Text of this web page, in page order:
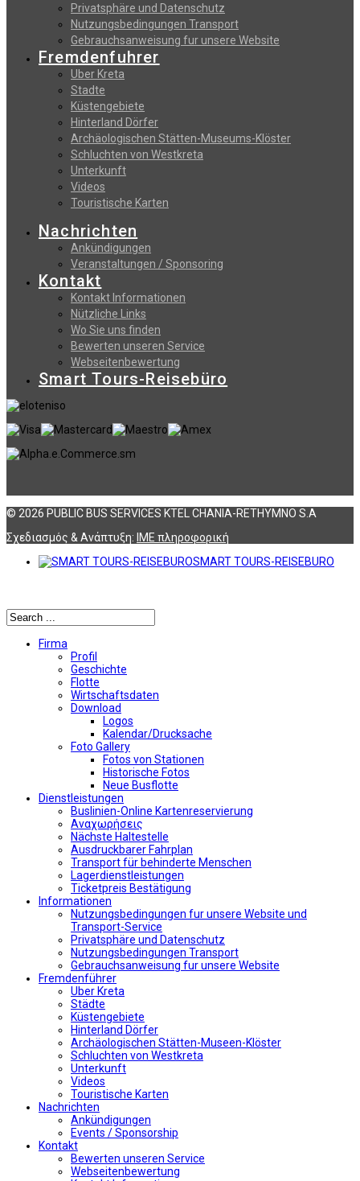
Privatsphäre und Datenschutz
Nutzungsbedingungen Transport
Gebrauchsanweisung fur unsere Website
Fremdenfuhrer
Uber Kreta
Stadte
Küstengebiete
Hinterland Dörfer
Archäologischen Stätten-Museums-Klöster
Schluchten von Westkreta
Unterkunft
Videos
Touristische Karten
Nachrichten
Ankündigungen
Veranstaltungen / Sponsoring
Kontakt
Kontakt Informationen
Nützliche Links
Wo Sie uns finden
Bewerten unseren Service
Webseitenbewertung
Smart Tours-Reisebüro
© 2026 PUBLIC BUS SERVICES KTEL CHANIA-RETHYMNO S.A
Σχεδιασμός & Ανάπτυξη: ΙΜΕ πληροφορική
SMART TOURS-REISEBURO
Firma
Profil
Geschichte
Flotte
Wirtschaftsdaten
Download
Logos
Kalendar/Drucksache
Foto Gallery
Fotos von Stationen
Historische Fotos
Neue Busflotte
Dienstleistungen
Buslinien-Online Kartenreservierung
Αναχωρήσεις
Nächste Haltestelle
Αusdruckbarer Fahrplan
Transport für behinderte Menschen
Lagerdienstleistungen
Ticketpreis Bestätigung
Informationen
Nutzungsbedingungen fur unsere Website und
Transport-Service
Privatsphäre und Datenschutz
Nutzungsbedingungen Transport
Gebrauchsanweisung fur unsere Website
Fremdenführer
Uber Kreta
Städte
Küstengebiete
Hinterland Dörfer
Archäologischen Stätten-Museen-Klöster
Schluchten von Westkreta
Unterkunft
Videos
Touristische Karten
Nachrichten
Ankündigungen
Events / Sponsorship
Kontakt
Bewerten unseren Service
Webseitenbewertung